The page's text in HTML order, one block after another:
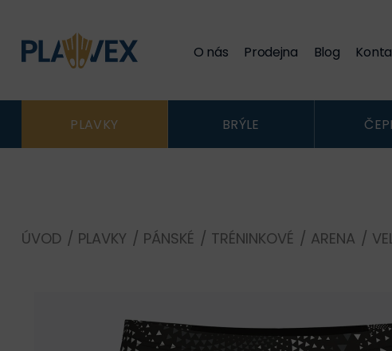
O nás Prodejna Blog
PLAVKY BRÝLE
ÚVOD / PLAVKY / PÁNSKÉ / TRÉNINKOVÉ / ARENA /